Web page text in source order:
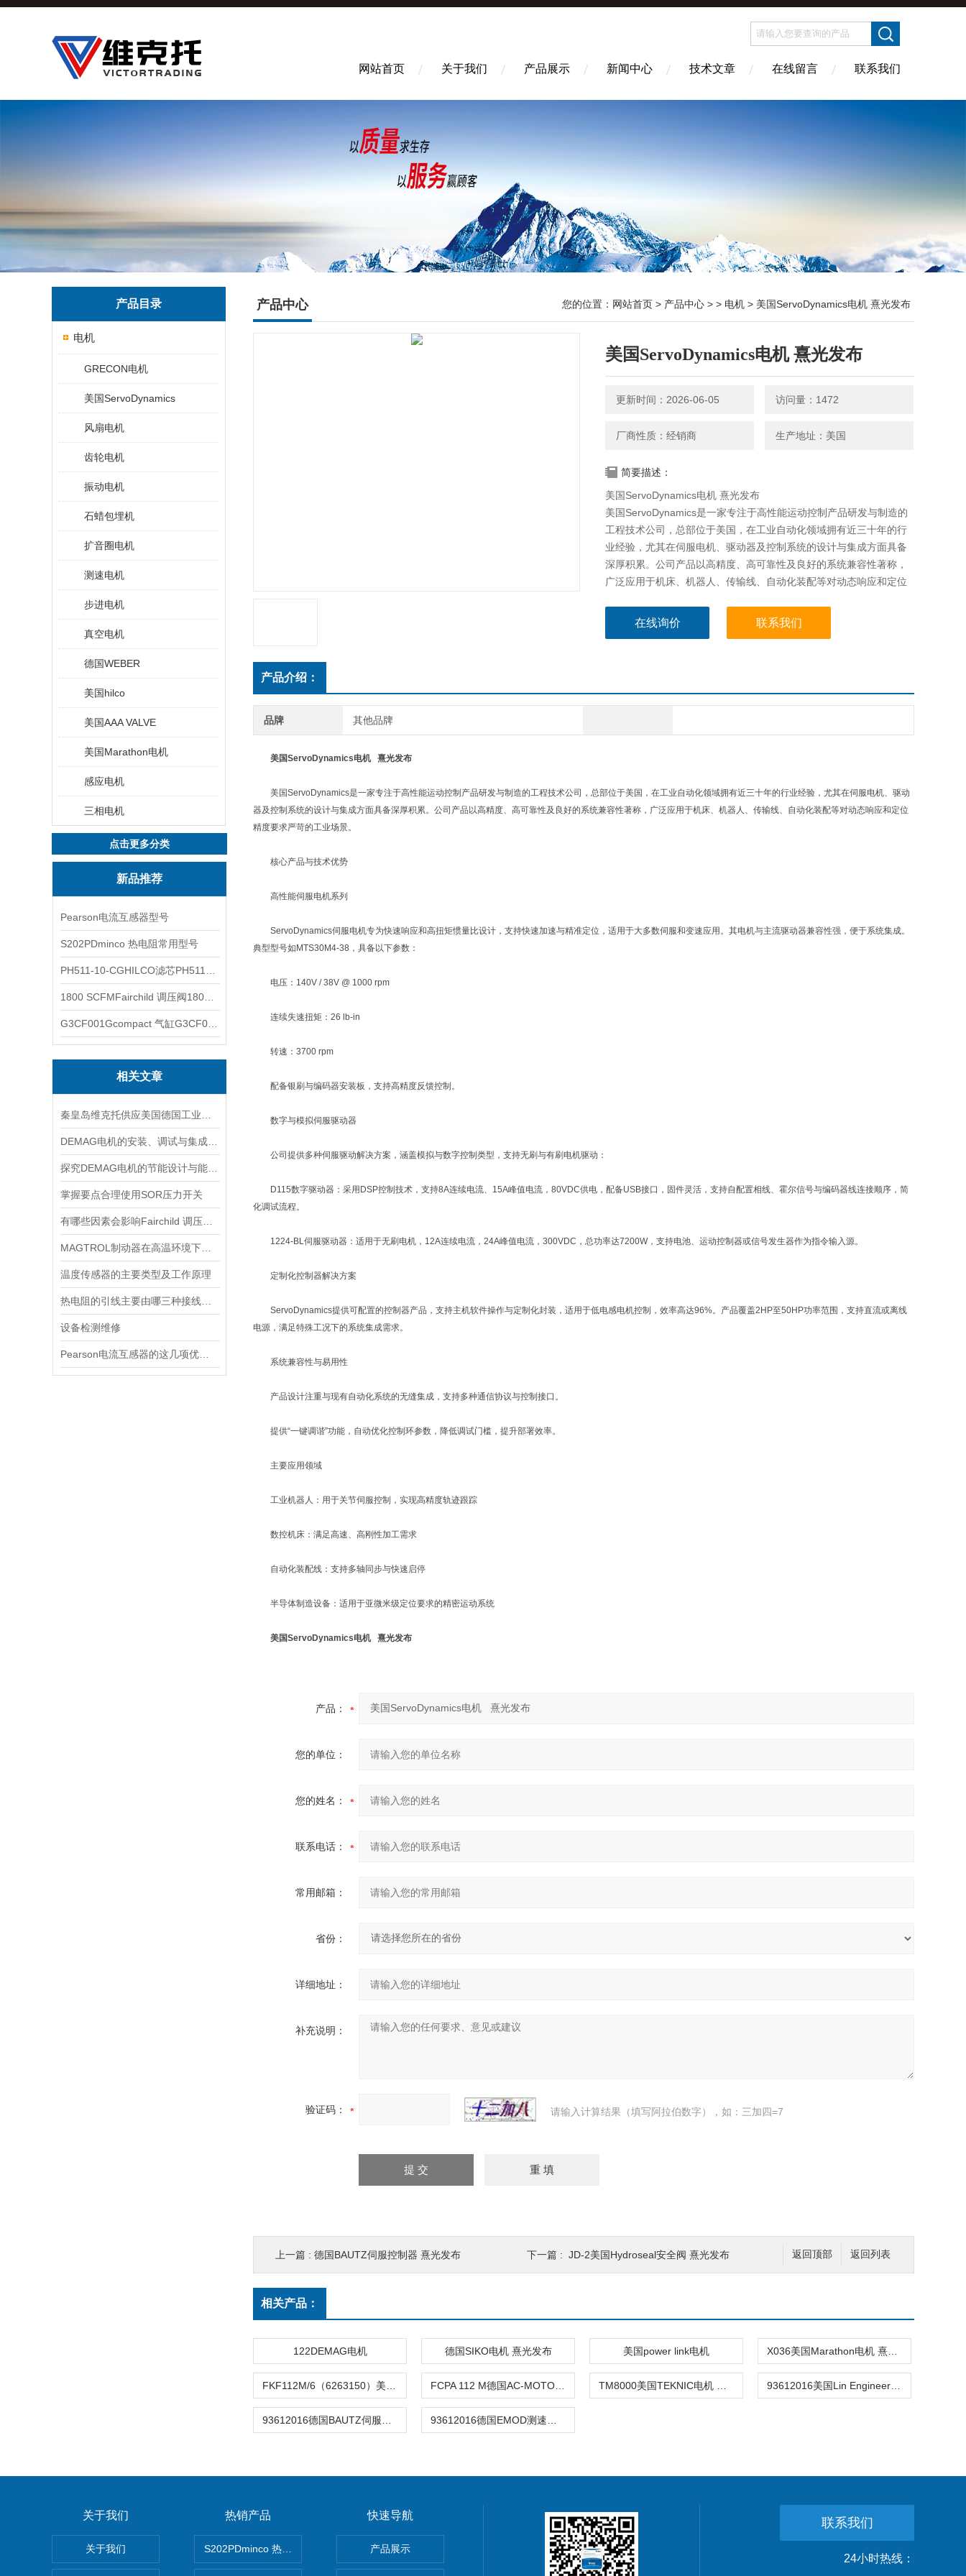
网站首页 关于我们 产品展示 新闻中心 技术文章 在线留言 联系我们
产品目录
电机
GRECON电机
美国ServoDynamics
风扇电机
齿轮电机
振动电机
石蜡包埋机
扩音圈电机
测速电机
步进电机
真空电机
德国WEBER
美国hilco
美国AAA VALVE
美国Marathon电机
感应电机
三相电机
点击更多分类
新品推荐
Pearson电流互感器型号
S202PDminco 热电阻常用型号
相关文章
掌握要点合理使用SOR压力开关
温度传感器的主要类型及工作原理
设备检测维修
产品中心 您的位置： 网站首页 > 产品中心 > > 电机 > 美国ServoDynamics电机 熹光发布
美国ServoDynamics电机 熹光发布
更新时间：2026-06-05 访问量：1472
厂商性质：经销商 生产地址：美国
简要描述：
美国ServoDynamics电机 熹光发布
美国ServoDynamics是一家专注于高性能运动控制产品研发与制造的
工程技术公司，总部位于美国，在工业自动化领域拥有近三十年的行
业经验，尤其在伺服电机、驱动器及控制系统的设计与集成方面具备
深厚积累。公司产品以高精度、高可靠性及良好的系统兼容性著称，
广泛应用于机床、机器人、传输线、自动化装配等对动态响应和定位
在线询价 联系我们
产品介绍：
品牌 其他品牌
美国ServoDynamics电机 熹光发布
美国ServoDynamics是一家专注于高性能运动控制产品研发与制造的工程技术公司，总部位于美国，在工业自动化领域拥有近三十年的行业经验，尤其在伺服电机、驱动
器及控制系统的设计与集成方面具备深厚积累。公司产品以高精度、高可靠性及良好的系统兼容性著称，广泛应用于机床、机器人、传输线、自动化装配等对动态响应和定位
精度要求严苛的工业场景。
核心产品与技术优势
‌高性能伺服电机系列‌
ServoDynamics伺服电机专为快速响应和高扭矩惯量比设计，支持快速加速与精准定位，适用于大多数伺服和变速应用。其电机与主流驱动器兼容性强，便于系统集成。
典型型号如MTS30M4-38，具备以下参数：
电压：140V / 38V @ 1000 rpm
连续失速扭矩：26 lb-in
转速：3700 rpm
配备银刷与编码器安装板，支持高精度反馈控制。
‌数字与模拟伺服驱动器‌
公司提供多种伺服驱动解决方案，涵盖模拟与数字控制类型，支持无刷与有刷电机驱动：
‌D115数字驱动器‌：采用DSP控制技术，支持8A连续电流、15A峰值电流，80VDC供电，配备USB接口，固件灵活，支持自配置相线、霍尔信号与编码器线连接顺序，简
化调试流程。
‌1224-BL伺服驱动器‌：适用于无刷电机，12A连续电流，24A峰值电流，300VDC，总功率达7200W，支持电池、运动控制器或信号发生器作为指令输入源。
‌定制化控制器解决方案‌
ServoDynamics提供可配置的控制器产品，支持主机软件操作与定制化封装，适用于低电感电机控制，效率高达96%。产品覆盖2HP至50HP功率范围，支持直流或离线
电源，满足特殊工况下的系统集成需求。
‌系统兼容性与易用性‌
产品设计注重与现有自动化系统的无缝集成，支持多种通信协议与控制接口。
提供“一键调谐”功能，自动优化控制环参数，降低调试门槛，提升部署效率。
主要应用领域
工业机器人：用于关节伺服控制，实现高精度轨迹跟踪
数控机床：满足高速、高刚性加工需求
自动化装配线：支持多轴同步与快速启停
半导体制造设备：适用于亚微米级定位要求的精密运动系统
美国ServoDynamics电机 熹光发布
产品：
您的单位：
您的姓名：
联系电话：
常用邮箱：
省份：
详细地址：
补充说明：
验证码： 请输入计算结果（填写阿拉伯数字），如：三加四=7
返回列表
返回顶部
上一篇 : 德国BAUTZ伺服控制器 熹光发布 下一篇 : JD-2美国Hydroseal安全阀 熹光发布
相关产品：
122DEMAG电机 德国SIKO电机 熹光发布 美国power link电机
关于我们
关于我们
热销产品
S202PDminco 热电阻
快速导航
产品展示
联系我们
24小时热线：